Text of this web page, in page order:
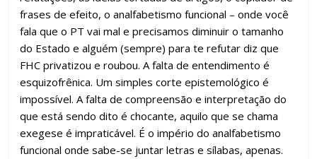
frases de efeito, o analfabetismo funcional – onde você
fala que o PT vai mal e precisamos diminuir o tamanho
do Estado e alguém (sempre) para te refutar diz que
FHC privatizou e roubou. A falta de entendimento é
esquizofrênica. Um simples corte epistemológico é
impossível. A falta de compreensão e interpretação do
que está sendo dito é chocante, aquilo que se chama
exegese é impraticável. É o império do analfabetismo
funcional onde sabe-se juntar letras e sílabas, apenas.